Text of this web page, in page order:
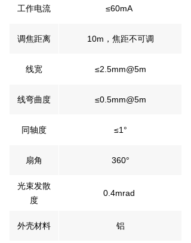
工作电流 ≤60mA
调焦距离 10m，焦距不可调
线宽 ≤2.5mm@5m
线弯曲度 ≤0.5mm@5m
同轴度 ≤1°
扇角 360°
光束发散
度
0.4mrad
外壳材料 铝